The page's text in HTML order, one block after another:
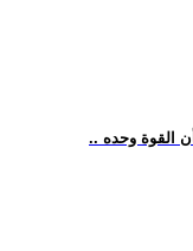
القوة وحده